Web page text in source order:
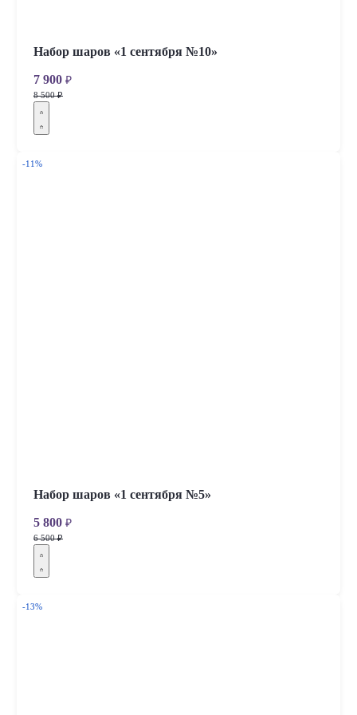
Набор шаров «1 сентября №10»
7 900 ₽
8 500 ₽
-11%
Набор шаров «1 сентября №5»
5 800 ₽
6 500 ₽
-13%